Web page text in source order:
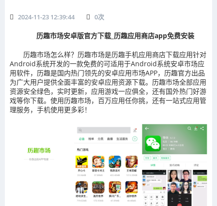
2024-11-23 12:39:44 0次
历趣市场安卓版官方下载_历趣应用商店app免费安装
历趣市场怎么样？历趣市场是历趣手机应用商店下载应用针对
Android系统开发的一款免费的可适用于Android系统安卓市场应
用软件，历趣是国内热门领先的安卓应用市场APP，历趣官方出品
为广大用户提供全面丰富的安卓应用资源下载。历趣市场全部应用
资源安全绿色，实时更新，应用游戏一应俱全，还有国外热门好游
戏等你下载。使用历趣市场，百万应用任你挑，还有一站式应用管
理服务，手机使用更多彩！